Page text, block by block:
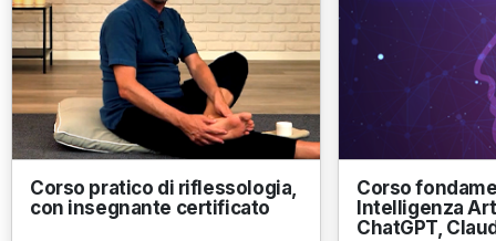
Corso pratico di riflessologia,
con insegnante certificato
Corso
Intelligenza
ChatGPT,